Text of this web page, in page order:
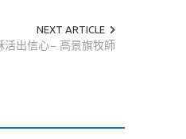
NEXT ARTICLE
活出信心– 高景旗牧師